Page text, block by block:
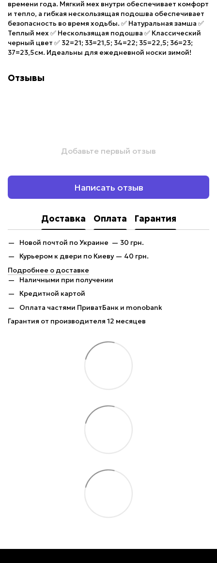
времени года. Мягкий мех внутри обеспечивает комфорт
и тепло, а гибкая нескользящая подошва обеспечивает
безопасность во время ходьбы. ✅ Натуральная замша ✅
Теплый мех ✅ Нескользящая подошва ✅ Классический
черный цвет ✅ 32=21; 33=21,5; 34=22; 35=22,5; 36=23;
37=23,5см. Идеальны для ежедневной носки зимой!
Отзывы
Добавьте первый отзыв
Написать отзыв
Доставка Оплата Гарантия
Новой почтой по Украине — 30 грн.
Курьером к двери по Киеву — 40 грн.
Подробнее о доставке
Наличными при получении
Кредитной картой
Оплата частями ПриватБанк и monobank
Гарантия от производителя 12 месяцев